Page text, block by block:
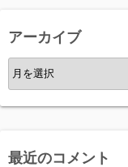
ー
アーカイブ
ア
ー
カ
ブ
最近のコメント